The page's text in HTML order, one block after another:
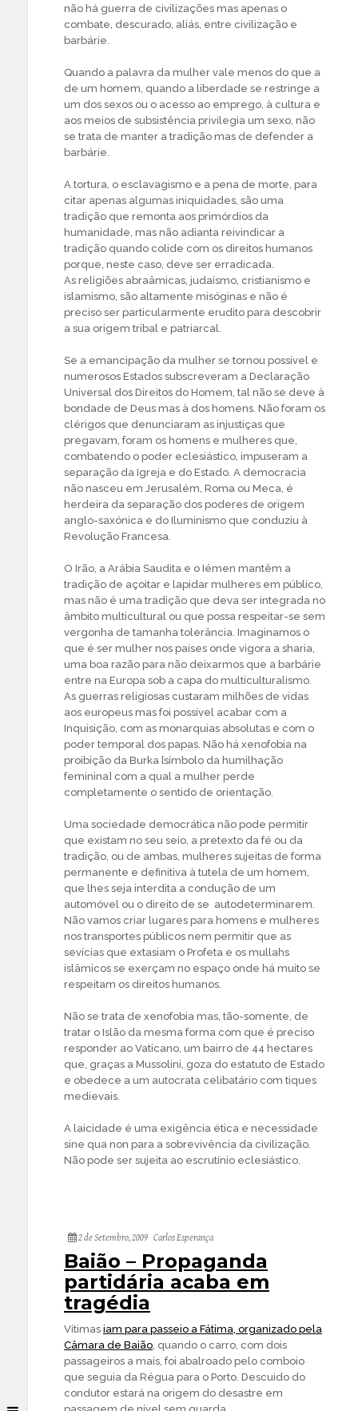
não há guerra de civilizações mas apenas o
combate, descurado, aliás, entre civilização e
barbárie.
Quando a palavra da mulher vale menos do que a
de um homem, quando a liberdade se restringe a
um dos sexos ou o acesso ao emprego, à cultura e
aos meios de subsistência privilegia um sexo, não
se trata de manter a tradição mas de defender a
barbárie.
A tortura, o esclavagismo e a pena de morte, para
citar apenas algumas iniquidades, são uma
tradição que remonta aos primórdios da
humanidade, mas não adianta reivindicar a
tradição quando colide com os direitos humanos
porque, neste caso, deve ser erradicada.
As religiões abraâmicas, judaísmo, cristianismo e
islamismo, são altamente misóginas e não é
preciso ser particularmente erudito para descobrir
a sua origem tribal e patriarcal.
Se a emancipação da mulher se tornou possível e
numerosos Estados subscreveram a Declaração
Universal dos Direitos do Homem, tal não se deve à
bondade de Deus mas à dos homens. Não foram os
clérigos que denunciaram as injustiças que
pregavam, foram os homens e mulheres que,
combatendo o poder eclesiástico, impuseram a
separação da Igreja e do Estado. A democracia
não nasceu em Jerusalém, Roma ou Meca, é
herdeira da separação dos poderes de origem
anglo-saxónica e do Iluminismo que conduziu à
Revolução Francesa.
O Irão, a Arábia Saudita e o Iémen mantêm a
tradição de açoitar e lapidar mulheres em público,
mas não é uma tradição que deva ser integrada no
âmbito multicultural ou que possa respeitar-se sem
vergonha de tamanha tolerância. Imaginamos o
que é ser mulher nos países onde vigora a sharia,
uma boa razão para não deixarmos que a barbárie
entre na Europa sob a capa do multiculturalismo.
As guerras religiosas custaram milhões de vidas
aos europeus mas foi possível acabar com a
Inquisição, com as monarquias absolutas e com o
poder temporal dos papas. Não há xenofobia na
proibição da Burka [símbolo da humilhação
feminina] com a qual a mulher perde
completamente o sentido de orientação.
Uma sociedade democrática não pode permitir
que existam no seu seio, a pretexto da fé ou da
tradição, ou de ambas, mulheres sujeitas de forma
permanente e definitiva à tutela de um homem,
que lhes seja interdita a condução de um
automóvel ou o direito de se autodeterminarem.
Não vamos criar lugares para homens e mulheres
nos transportes públicos nem permitir que as
sevícias que extasiam o Profeta e os mullahs
islâmicos se exerçam no espaço onde há muito se
respeitam os direitos humanos.
Não se trata de xenofobia mas, tão-somente, de
tratar o Islão da mesma forma com que é preciso
responder ao Vaticano, um bairro de 44 hectares
que, graças a Mussolini, goza do estatuto de Estado
e obedece a um autocrata celibatário com tiques
medievais.
A laicidade é uma exigência ética e necessidade
sine qua non para a sobrevivência da civilização.
Não pode ser sujeita ao escrutínio eclesiástico.
2 de Setembro, 2009 Carlos Esperança
Baião – Propaganda
partidária acaba em
tragédia
Vítimas iam para passeio a Fátima, organizado pela
Câmara de Baião, quando o carro, com dois
passageiros a mais, foi abalroado pelo comboio
que seguia da Régua para o Porto. Descuido do
condutor estará na origem do desastre em